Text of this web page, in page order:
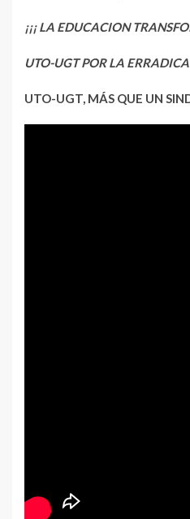
¡¡¡ LA EDUCACION
UTO-UGT POR LA
UTO-UGT, MÁS QUE UN